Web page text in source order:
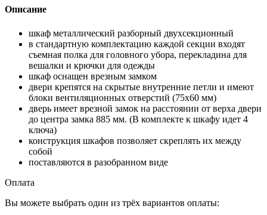
Описание
шкаф металлический разборный двухсекционный
в стандартную комплектацию каждой секции входят
съемная полка для головного убора, перекладина для
вешалки и крючки для одежды
шкаф оснащен врезным замком
двери крепятся на скрытые внутренние петли и имеют
блоки вентиляционных отверстий (75х60 мм)
дверь имеет врезной замок на расстоянии от верха двери
до центра замка 885 мм. (В комплекте к шкафу идет 4
ключа)
конструкция шкафов позволяет скреплять их между
собой
поставляются в разобранном виде
Оплата
Вы можете выбрать один из трёх вариантов оплаты: